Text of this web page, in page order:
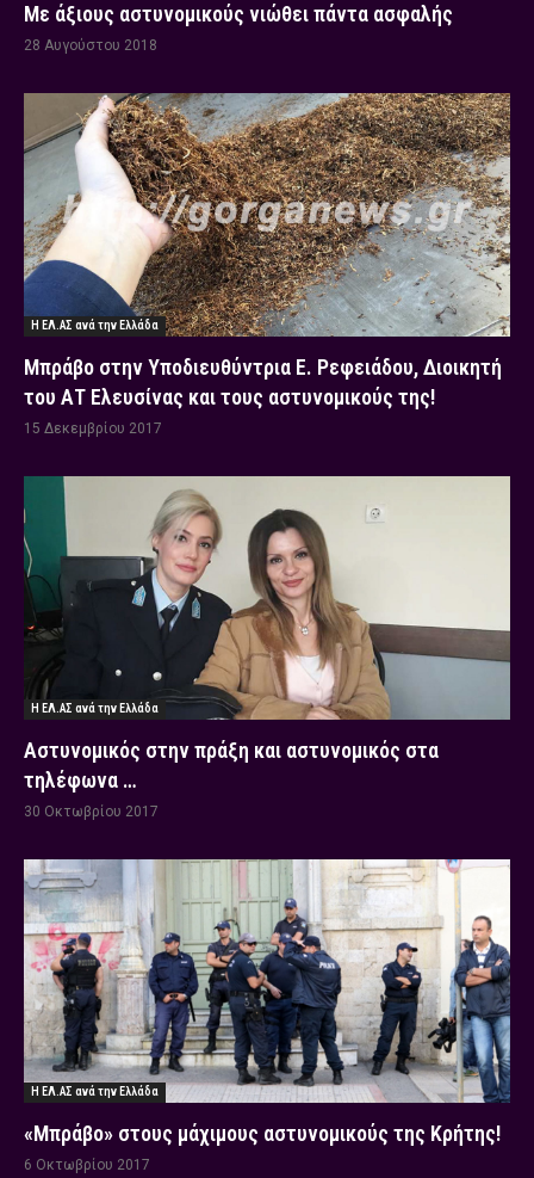
Με άξιους αστυνομικούς νιώθει πάντα ασφαλής
28 Αυγούστου 2018
Η ΕΛ.ΑΣ ανά την Ελλάδα
Μπράβο στην Υποδιευθύντρια Ε. Ρεφειάδου, Διοικητή
του ΑΤ Ελευσίνας και τους αστυνομικούς της!
15 Δεκεμβρίου 2017
Η ΕΛ.ΑΣ ανά την Ελλάδα
Αστυνομικός στην πράξη και αστυνομικός στα
τηλέφωνα …
30 Οκτωβρίου 2017
Η ΕΛ.ΑΣ ανά την Ελλάδα
«Μπράβο» στους μάχιμους αστυνομικούς της Κρήτης!
6 Οκτωβρίου 2017